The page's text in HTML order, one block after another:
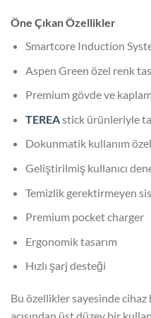
Öne Çıkan Özellikler
Smartcore Induction
Aspen Green özel renk
Premium gövde ve
TEREAstick ürünleriyle
Dokunmatik kullanım
Geliştirilmiş kullanıcı
Temizlik gerektirmeyen
Premium pocket charger
Ergonomik tasarım
Hızlı şarj desteği
Bu özellikler sayesinde